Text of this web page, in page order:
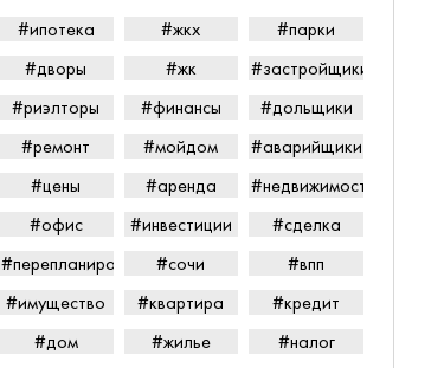
#ипотека #жкх
#парки
#дворы
#жк
#застройщики
#риэлторы
#финансы
#дольщики
#ремонт
#мойдом
#аварийщики
#цены
#аренда
#недвижимость
#офис
#инвестиции
#сделка
#перепланировка
#сочи
#впп
#имущество
#квартира
#кредит
#дом
#жилье
#налог